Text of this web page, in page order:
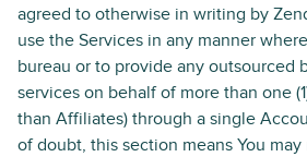
agreed to otherwise in writing by
use the Services in any manner
bureau or to provide any outsourced
services on behalf of more than one
than Affiliates) through a single
of doubt, this section means You